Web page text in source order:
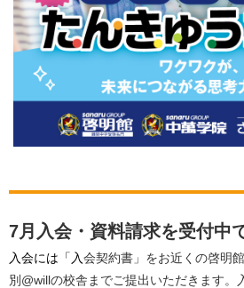
7月入会・資料請求を受付中
​入会には「入会契約書」をお近くの啓明
別@willの校舎までご提出いただきます。